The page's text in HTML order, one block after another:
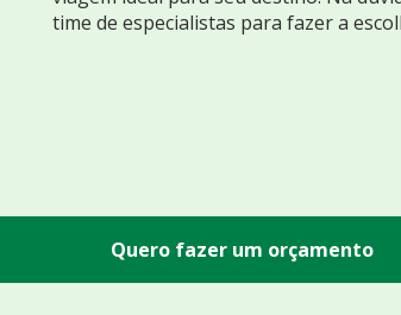
time de especialistas para fazer a
Quero fazer um orçamento